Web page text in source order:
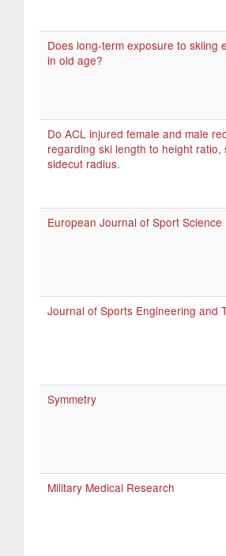
Does long-term exposure to skiing
in old age?
Do ACL injured female and male
regarding ski length to height
sidecut radius.
European Journal of Sport Science
Journal of Sports Engineering and
Symmetry
Military Medical Research